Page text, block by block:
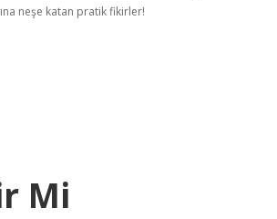
neşe katan pratik fikirler!
Mi